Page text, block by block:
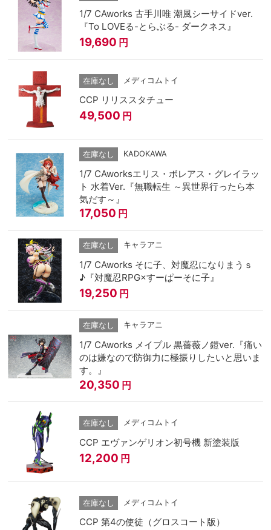
1/7 CAworks 古手川唯 潮風シーサイドver.
『To LOVEる-とらぶる- ダークネス』
19,690 円
在庫なし メディコムトイ
CCP リリススタチュー
49,500 円
在庫なし KADOKAWA
1/7 CAworksエリス・ボレアス・グレイラッ
ト 水着Ver.『無職転生 ～異世界行ったら本
気だす～』
17,050 円
在庫なし キャラアニ
1/7 CAworks そに子、対魔忍になりまうｓ
♪『対魔忍RPG×すーぱーそに子』
19,250 円
在庫なし キャラアニ
1/7 CAworks メイプル 黒薔薇ノ鎧ver.『痛い
のは嫌なので防御力に極振りしたいと思いま
す。』
20,350 円
在庫なし メディコムトイ
CCP エヴァンゲリオン初号機 新塗装版
12,200 円
在庫なし メディコムトイ
CCP 第4の使徒（グロスコート版）